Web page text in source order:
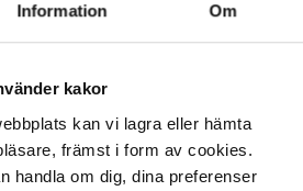
Information Om
kakor
kan vi lagra eller hämta
främst i form av cookies.
handla om dig, dina preferenser
in Tampere, Finland, 14-16
to exchange knowledge and
for tomorrow’s actions – a
in the months to come.
in the autumn 2020.